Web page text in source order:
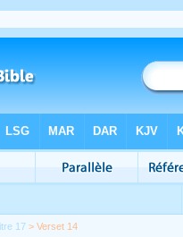
17 > Verset 14